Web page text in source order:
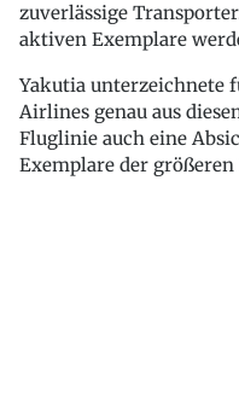
zuverlässige
aktiven Exemplare
Yakutia unterzeichnete
Airlines genau aus
Fluglinie auch eine
Exemplare der größeren